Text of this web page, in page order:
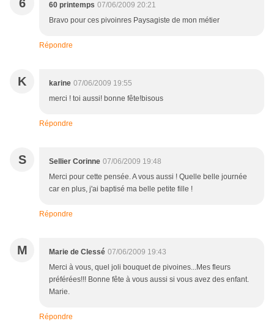
6 60 printemps 07/06/2009 20:21
Bravo pour ces pivoinres Paysagiste de mon métier
Répondre
K karine 07/06/2009 19:55
merci ! toi aussi! bonne fête!bisous
Répondre
S Sellier Corinne 07/06/2009 19:48
Merci pour cette pensée. A vous aussi ! Quelle belle journée
car en plus, j'ai baptisé ma belle petite fille !
Répondre
M Marie de Clessé 07/06/2009 19:43
Merci à vous, quel joli bouquet de pivoines...Mes fleurs
préférées!!! Bonne fête à vous aussi si vous avez des enfant.
Marie.
Répondre